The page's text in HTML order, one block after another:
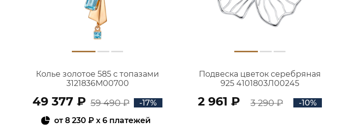
Колье золотое 585 с топазами
3121836М00700
49 377 ₽ 59 490 ₽
-17%
от8 230 ₽x 6 платежей
Подвеска цветок серебряная
925 4101803Л00245
2 961 ₽ 3 290 ₽ -10%